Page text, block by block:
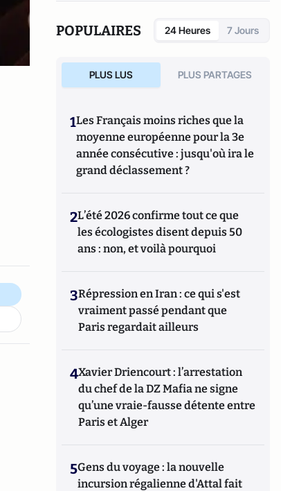
POPULAIRES 24 Heures 7 Jours
PLUS LUS PLUS PARTAGES
1Les Français moins riches que la
moyenne européenne pour la 3e
année consécutive : jusqu'où ira le
grand déclassement ?
2L’été 2026 confirme tout ce que
les écologistes disent depuis 50
ans : non, et voilà pourquoi
3Répression en Iran : ce qui s'est
vraiment passé pendant que
Paris regardait ailleurs
4Xavier Driencourt : l’arrestation
du chef de la DZ Mafia ne signe
qu’une vraie-fausse détente entre
Paris et Alger
5Gens du voyage : la nouvelle
incursion régalienne d'Attal fait